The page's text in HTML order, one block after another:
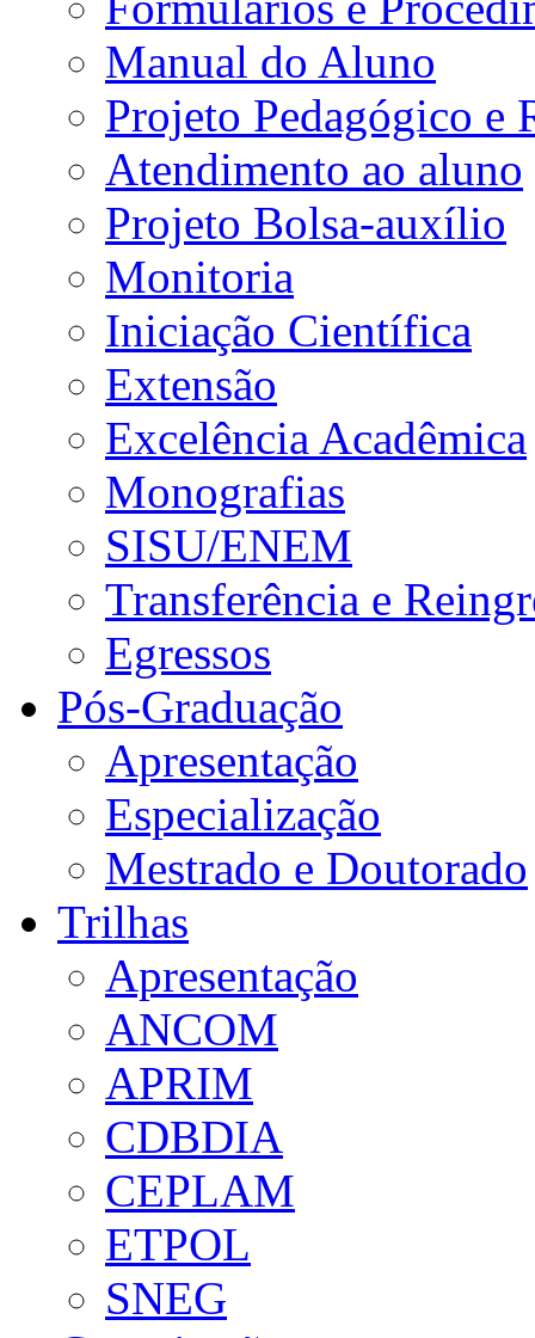
Manual do Aluno
Projeto Pedagógico e
Atendimento ao aluno
Projeto Bolsa-auxílio
Monitoria
Iniciação Científica
Extensão
Excelência Acadêmica
Monografias
SISU/ENEM
Transferência e
Egressos
Pós-Graduação
Apresentação
Especialização
Mestrado e Doutorado
Trilhas
Apresentação
ANCOM
APRIM
CDBDIA
CEPLAM
ETPOL
SNEG